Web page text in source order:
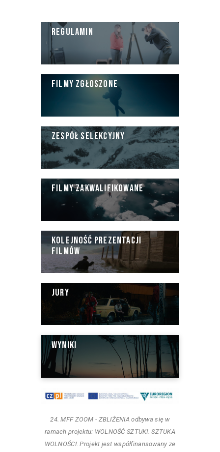
REGULAMIN
FILMY ZGŁOSZONE
ZESPÓŁ SELEKCYJNY
FILMY ZAKWALIFIKOWANE
KOLEJNOŚĆ PREZENTACJI
FILMÓW
JURY
WYNIKI
24. MFF ZOOM - ZBLIŻENIA odbywa się w
ramach projektu: WOLNOŚĆ SZTUKI. SZTUKA
WOLNOŚCI. Projekt jest współfinansowany ze